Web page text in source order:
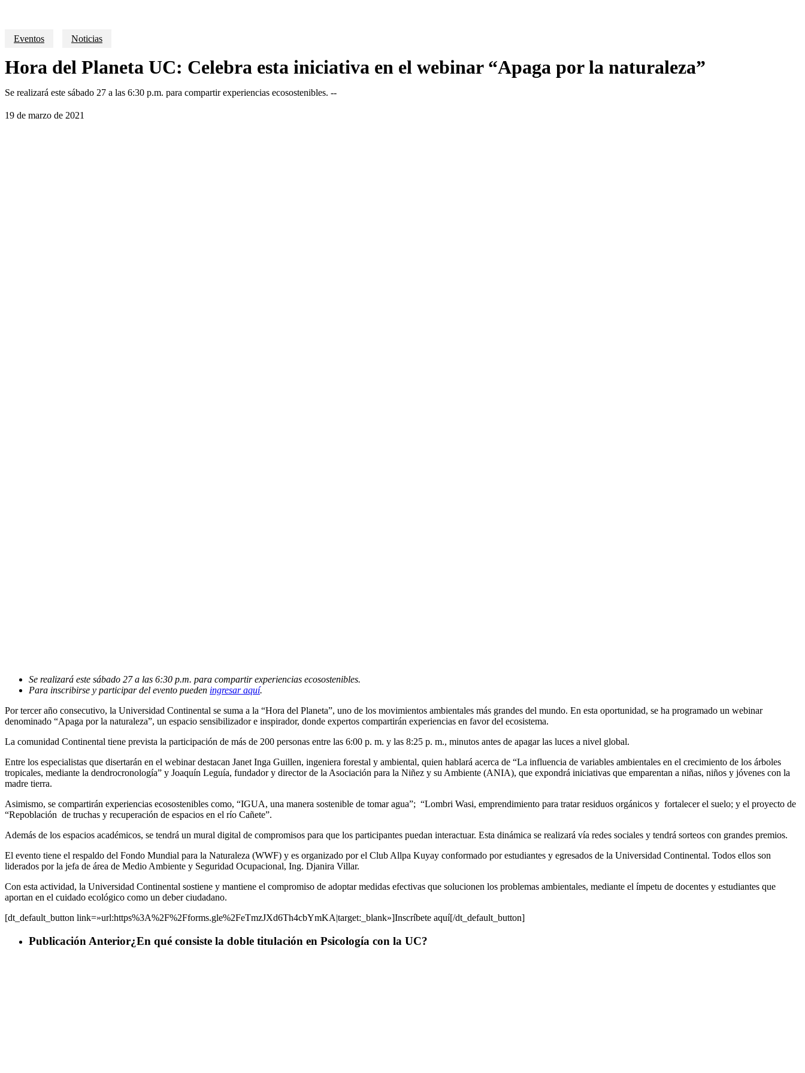
Eventos Noticias
Hora del Planeta UC: Celebra esta iniciativa en el webinar “Apaga por la naturaleza”
Se realizará este sábado 27 a las 6:30 p.m. para compartir experiencias ecosostenibles. --
19 de marzo de 2021
Se realizará este sábado 27 a las 6:30 p.m. para compartir experiencias ecosostenibles.
Para inscribirse y participar del evento pueden ingresar aquí.
Por tercer año consecutivo, la Universidad Continental se suma a la “Hora del Planeta”, uno de los movimientos ambientales más grandes del mundo. En esta oportunidad, se ha programado un webinar
denominado “Apaga por la naturaleza”, un espacio sensibilizador e inspirador, donde expertos compartirán experiencias en favor del ecosistema.
La comunidad Continental tiene prevista la participación de más de 200 personas entre las 6:00 p. m. y las 8:25 p. m., minutos antes de apagar las luces a nivel global.
Entre los especialistas que disertarán en el webinar destacan Janet Inga Guillen, ingeniera forestal y ambiental, quien hablará acerca de “La influencia de variables ambientales en el crecimiento de los árboles
tropicales, mediante la dendrocronología” y Joaquín Leguía, fundador y director de la Asociación para la Niñez y su Ambiente (ANIA), que expondrá iniciativas que emparentan a niñas, niños y jóvenes con la
madre tierra.
Asimismo, se compartirán experiencias ecosostenibles como, “IGUA, una manera sostenible de tomar agua”; “Lombri Wasi, emprendimiento para tratar residuos orgánicos y fortalecer el suelo; y el proyecto de
“Repoblación de truchas y recuperación de espacios en el río Cañete”.
Además de los espacios académicos, se tendrá un mural digital de compromisos para que los participantes puedan interactuar. Esta dinámica se realizará vía redes sociales y tendrá sorteos con grandes premios.
El evento tiene el respaldo del Fondo Mundial para la Naturaleza (WWF) y es organizado por el Club Allpa Kuyay conformado por estudiantes y egresados de la Universidad Continental. Todos ellos son
liderados por la jefa de área de Medio Ambiente y Seguridad Ocupacional, Ing. Djanira Villar.
Con esta actividad, la Universidad Continental sostiene y mantiene el compromiso de adoptar medidas efectivas que solucionen los problemas ambientales, mediante el ímpetu de docentes y estudiantes que
aportan en el cuidado ecológico como un deber ciudadano.
[dt_default_button link=»url:https%3A%2F%2Fforms.gle%2FeTmzJXd6Th4cbYmKA|target:_blank»]Inscríbete aquí[/dt_default_button]
Publicación Anterior¿En qué consiste la doble titulación en Psicología con la UC?